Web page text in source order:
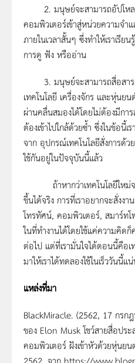
2. มนุษย์จะสามารถอัปโหล
คอมพิวเตอร์เข้าสู่หน่วยความจำ
ภายในเวลาสั้นๆ ซึ่งทำให้เราเรีย
การดู ฟัง หรืออ่าน
3. มนุษย์จะสามารถสื่อสา
เทคโนโลยี เครื่องจักร และหุ่น
ผ่านคลื่นสมองได้โดยไม่ต้องมีก
ต้องเข้าไปใกล้ด้วยซ้ำ ซึ่งในข้อนี้เ
จาก อุปกรณ์เทคโนโลยีสั่งการด้
ใช้กันอยู่ในปัจจุบันนี้แล้ว
ถ้าหากว่าเทคโนโลยีใหม่จ
ขึ้นได้จริง การที่เราอยากจะสั่งง
โทรทัศน์, คอมพิวเตอร์, สมาร์ท
ในที่ทำงานได้โดยใช้แค่ความคิดก็
ต่อไป แต่ที่เรามั่นใจได้ตอนนี้คือ
มาให้เราได้ทดลองใช้ในเร็ววันนี้แ
แหล่งที่มา
BlackMiracle. (2562, 17 กร
ของ Elon Musk โชว์สายสื่อประ
คอมพิวเตอร์ ฝังเข้าหัวด้วยหุ่น